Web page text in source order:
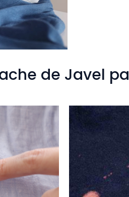
de Javel